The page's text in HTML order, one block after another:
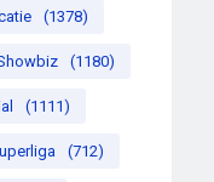
(1378)
(1180)
(1111)
(712)